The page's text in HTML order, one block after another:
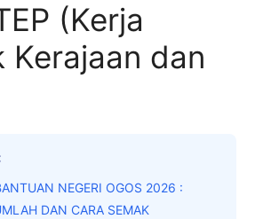
(Kerja
Kerajaan dan
NEGERI OGOS 2026 :
DAN CARA SEMAK